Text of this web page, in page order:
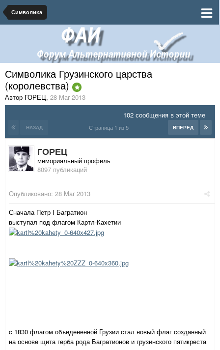
Символика
Символика Грузинского царства
(королевства)
Автор ГОРЕЦ, 28 Mar 2013
102 сообщения в этой теме
НАЗАД ВПЕРЁД
Страница 1 из 5
ГОРЕЦ
мемориальный профиль
8097 публикаций
Опубликовано: 28 Mar 2013
Сначала Петр I Багратион
выступал под флагом Картл-Кахетии
c 1830 флагом объедененной Грузии стал новый флаг созданный
на основе щита герба рода Багратионов и грузинского пятикреста